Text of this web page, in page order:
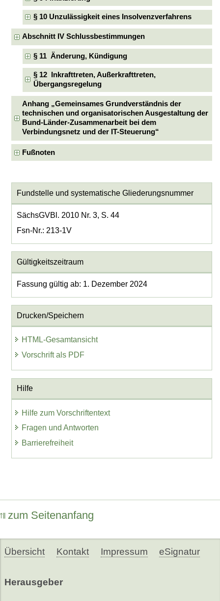
§ 10 Unzulässigkeit eines Insolvenzverfahrens
Abschnitt IV Schlussbestimmungen
§ 11 Änderung, Kündigung
§ 12 Inkrafttreten, Außerkrafttreten,
Übergangsregelung
Anhang „Gemeinsames Grundverständnis der
technischen und organisatorischen Ausgestaltung der
Bund-Länder-Zusammenarbeit bei dem
Verbindungsnetz und der IT-Steuerung“
Fußnoten
Fundstelle und systematische Gliederungsnummer
SächsGVBl. 2010 Nr. 3, S. 44
Fsn-Nr.: 213-1V
Gültigkeitszeitraum
Fassung gültig ab: 1. Dezember 2024
Drucken/Speichern
HTML-Gesamtansicht
Vorschrift als PDF
Hilfe
Hilfe zum Vorschriftentext
Fragen und Antworten
Barrierefreiheit
zum Seitenanfang
Übersicht Kontakt Impressum eSignatur
Herausgeber